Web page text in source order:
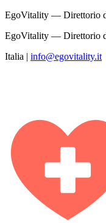
EgoVitality — Direttorio
EgoVitality — Direttorio
Italia | info@egovitality.it